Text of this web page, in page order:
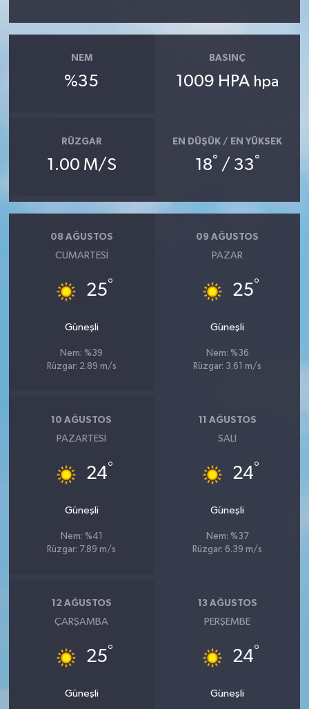
NEM
%35
BASINÇ
1009 HPA hpa
RÜZGAR
1.00 M/S
EN DÜŞÜK / EN YÜKSEK
18° / 33°
08 AĞUSTOS
CUMARTESI
25°
Güneşli
Nem: %39
Rüzgar: 2.89 m/s
09 AĞUSTOS
PAZAR
25°
Güneşli
Nem: %36
Rüzgar: 3.61 m/s
10 AĞUSTOS
PAZARTESI
24°
Güneşli
Nem: %41
Rüzgar: 7.89 m/s
11 AĞUSTOS
SALI
24°
Güneşli
Nem: %37
Rüzgar: 6.39 m/s
12 AĞUSTOS
ÇARŞAMBA
25°
Güneşli
13 AĞUSTOS
PERŞEMBE
24°
Güneşli